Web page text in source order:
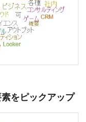
をピックアップ